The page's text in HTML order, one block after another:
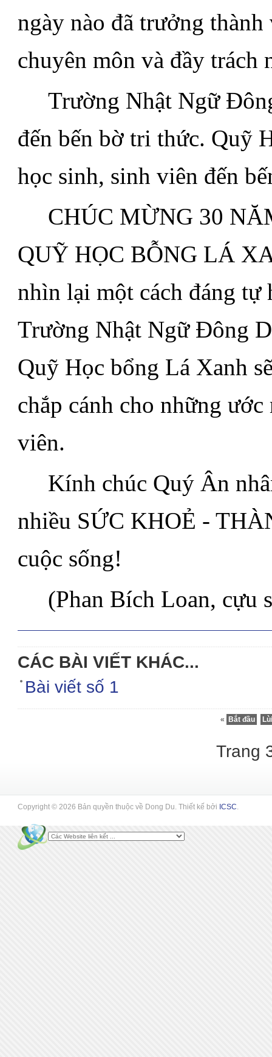
ngày nào đã trưởng
chuyên môn và đầy
Trường Nhật Ngữ
đến bến bờ tri thức. Quỹ
học sinh, sinh viên đến
CHÚC MỪNG 30
QUỸ HỌC BỖNG LÁ
nhìn lại một cách đáng tự
Trường Nhật Ngữ Đông
Quỹ Học bổng Lá Xanh
chắp cánh cho những
viên.
Kính chúc Quý Ân
nhiều SỨC KHOẺ -
cuộc sống!
(Phan Bích Loan, cựu
CÁC BÀI VIẾT KHÁC...
Bài viết số 1
« Bắt đầu Lùi
Trang
Copyright © 2026 Bản quyền thuộc về Dong Du. Thiết kế bởi ICSC.